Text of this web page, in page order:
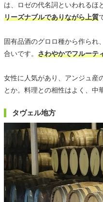
は、ロゼの代名詞といわれるほ
リーズナブルでありながら上質
固有品酒のグロロ種から作られ
合いです。 さわやかでフルーテ
女性に人気があり、アンジュ産
とか。料理との相性はよく、中
タヴェル地方